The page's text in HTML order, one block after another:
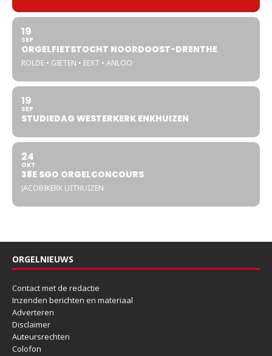
19
SEP
ORGELFIETSTOCHT NOORDOOST-DRENTHE
ROLDE • GIETEN • EEXT • ANLOO
19
SEP
STUDIEDAG WESTERKERK ENKHUIZEN
24
OKT
38E SGO ORGELCONCOURS
JACOBIKERK UITHUIZEN
ORGELNIEUWS
Contact met de redactie
Inzenden berichten en materiaal
Adverteren
Disclaimer
Auteursrechten
Colofon